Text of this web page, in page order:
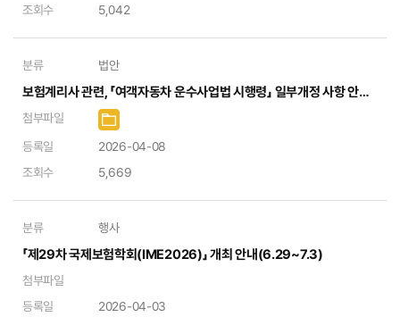
조회수
5,042
분류 법안
보험계리사 관련, 「여객자동차 운수사업법 시행령」 일부개정 사항 안내(시행: 26.04.07.)
첨부파일
등록일
2026-04-08
조회수
5,669
분류 행사
「제29차 국제보험학회(IME2026)」 개최 안내(6.29~7.3)
첨부파일
등록일
2026-04-03